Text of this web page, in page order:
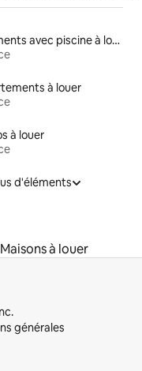
Logements avec piscine à louer
à louer
à louer
d'éléments
Maisons à louer
générales